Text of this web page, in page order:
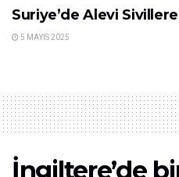
Suriye’de Alevi
5 MAYIS 2025
İngiltere’de